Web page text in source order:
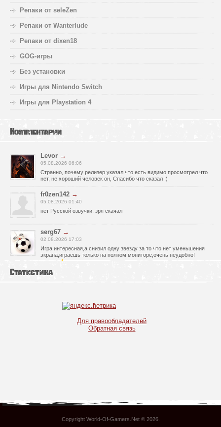
Репаки от seleZen
Репаки от Wanterlude
Репаки от dixen18
GOG-игры
Без установки
Игры для Nintendo Switch
Игры для Playstation 4
Комментарии
Levor →
05.08.2026 06:06
Странно, почему релизер указал что есть видимо просмотрел что
нет, не хороший человек он, Спасибо что сказал !)
fr0zen142 →
05.08.2026 01:40
нет Русской озвучки, зря скачал
serg67 →
02.08.2026 17:03
Игра интересная,а снизил одну звезду за то что нет уменьшения
экрана,играешь только на полном мониторе,очень неудобно!
испробовал?
30.07.2026 00:43
21.07.2026 16:32
Статистика
Для правообладателей
Обратная связь
Copyright World-Of-Gamers.Net © 2026.